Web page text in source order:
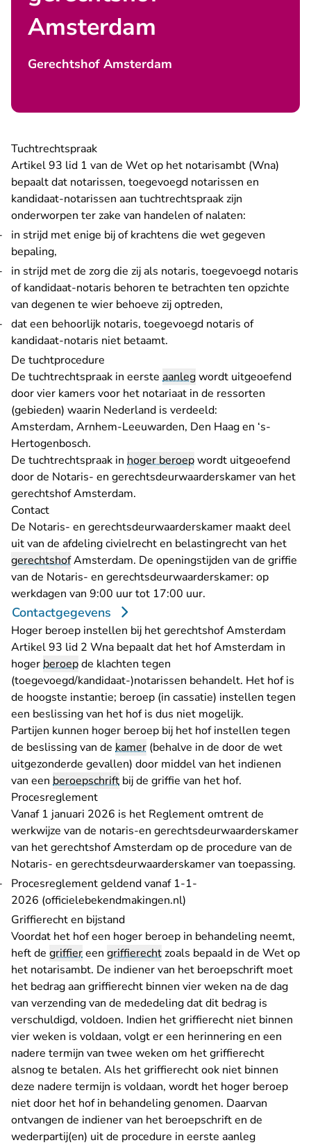
Amsterdam
Gerechtshof Amsterdam
Tuchtrechtspraak
Artikel 93 lid 1 van de Wet op het notarisambt (Wna)
bepaalt dat notarissen, toegevoegd notarissen en
kandidaat-notarissen aan tuchtrechtspraak zijn
onderworpen ter zake van handelen of nalaten:
in strijd met enige bij of krachtens die wet gegeven
bepaling,
in strijd met de zorg die zij als notaris, toegevoegd notaris
of kandidaat-notaris behoren te betrachten ten opzichte
van degenen te wier behoeve zij optreden,
dat een behoorlijk notaris, toegevoegd notaris of
kandidaat-notaris niet betaamt.
De tuchtprocedure
De tuchtrechtspraak in eerste aanlegwordt uitgeoefend
door vier kamers voor het notariaat in de ressorten
(gebieden) waarin Nederland is verdeeld:
Amsterdam, Arnhem-Leeuwarden, Den Haag en ‘s-
Hertogenbosch.
De tuchtrechtspraak in hoger beroepwordt uitgeoefend
door de Notaris- en gerechtsdeurwaarderskamer van het
gerechtshof Amsterdam.
Contact
De Notaris- en gerechtsdeurwaarderskamer maakt deel
uit van de afdeling civielrecht en belastingrecht van het
gerechtshofAmsterdam. De openingstijden van de griffie
van de Notaris- en gerechtsdeurwaarderskamer: op
werkdagen van 9:00 uur tot 17:00 uur.
Contactgegevens
Hoger beroep instellen bij het gerechtshof Amsterdam
Artikel 93 lid 2 Wna bepaalt dat het hof Amsterdam in
hogerberoepde klachten tegen
(toegevoegd/kandidaat-)notarissen behandelt. Het hof is
de hoogste instantie; beroep (in cassatie) instellen tegen
een beslissing van het hof is dus niet mogelijk.
Partijen kunnen hoger beroep bij het hof instellen tegen
de beslissing van de kamer (behalve in de door de wet
uitgezonderde gevallen) door middel van het indienen
van een beroepschrift bij de griffie van het hof.
Procesreglement
Vanaf 1 januari 2026 is het Reglement omtrent de
werkwijze van de notaris-en gerechtsdeurwaarderskamer
van het gerechtshof Amsterdam op de procedure van de
Notaris- en gerechtsdeurwaarderskamer van toepassing.
Procesreglement geldend vanaf 1-1-
2026 (officielebekendmakingen.nl)
Griffierecht en bijstand
Voordat het hof een hoger beroep in behandeling neemt,
heft de griffiereen griffierechtzoals bepaald in de Wet op
het notarisambt. De indiener van het beroepschrift moet
het bedrag aan griffierecht binnen vier weken na de dag
van verzending van de mededeling dat dit bedrag is
verschuldigd, voldoen. Indien het griffierecht niet binnen
vier weken is voldaan, volgt er een herinnering en een
nadere termijn van twee weken om het griffierecht
alsnog te betalen. Als het griffierecht ook niet binnen
deze nadere termijn is voldaan, wordt het hoger beroep
niet door het hof in behandeling genomen. Daarvan
ontvangen de indiener van het beroepschrift en de
wederpartij(en) uit de procedure in eerste aanleg